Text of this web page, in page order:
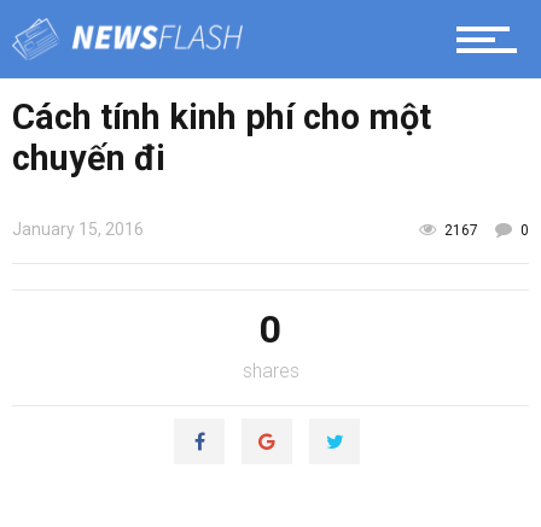
Cách tính kinh phí cho một
chuyến đi
January 15, 2016 2167 0
0
shares